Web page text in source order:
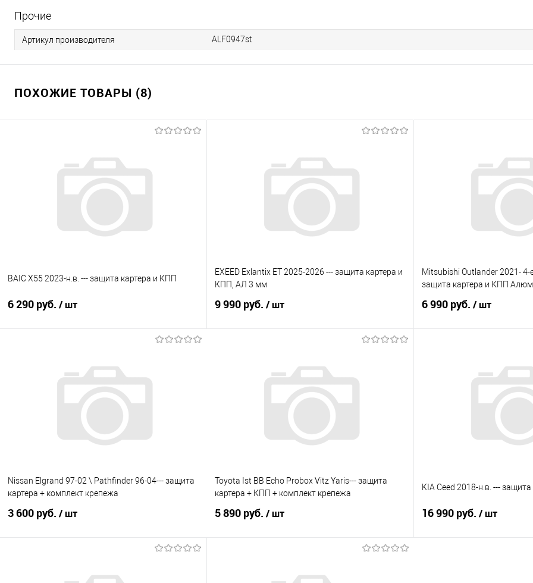
Прочие
Артикул производителя ALF0947st
ПОХОЖИЕ ТОВАРЫ (8)
BAIC X55 2023-н.в. --- защита картера и КПП
6 290 руб. / шт
Купить в 1 клик
Сравнение
Под заказ
EXEED Exlantix ET 2025-2026 --- защита картера и
КПП, АЛ 3 мм
9 990 руб. / шт
Купить в 1 клик
Сравнение
Под заказ
Mitsubishi Outlander 2021- 4-
защита картера и КПП
6 990 руб. / шт
Купить в 1 клик
Nissan Elgrand 97-02 \ Pathfinder 96-04--- защита
картера + комплект крепежа
3 600 руб. / шт
Toyota Ist BB Echo Probox Vitz Yaris--- защита
картера + КПП + комплект крепежа
5 890 руб. / шт
KIA Ceed 2018-н.в. ---
16 990 руб. / шт